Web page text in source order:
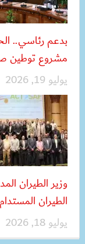
بدعم رئاسي..
مشروع توطين
يوليو 19, 2026
وزير الطيران
الطيران المستدام
يوليو 18, 2026